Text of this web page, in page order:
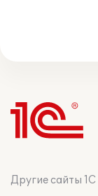
Другие сайты 1С